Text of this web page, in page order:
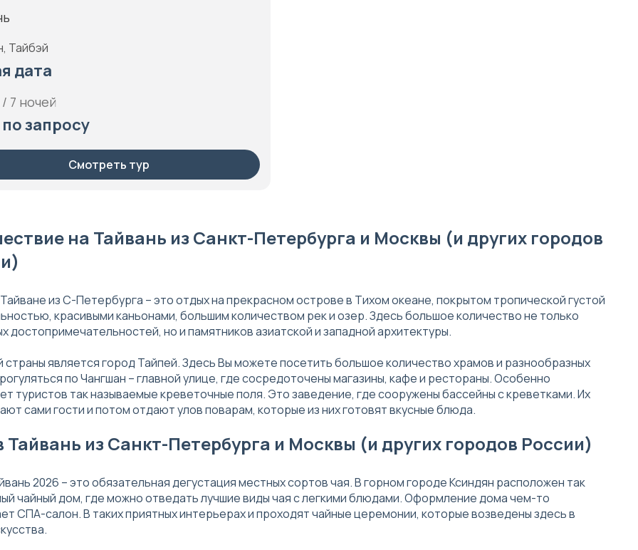
Тайбэй
дата
7 ночей
запросу
Смотреть тур
на Тайвань из Санкт-Петербурга и Москвы (и других городов
из С-Петербурга – это отдых на прекрасном острове в Тихом океане, покрытом тропической густой
красивыми каньонами, большим количеством рек и озер. Здесь большое количество не только
достопримечательностей, но и памятников азиатской и западной архитектуры.
является город Тайпей. Здесь Вы можете посетить большое количество храмов и разнообразных
по Чангшан – главной улице, где сосредоточены магазины, кафе и рестораны. Особенно
туристов так называемые креветочные поля. Это заведение, где сооружены бассейны с креветками. Их
сами гости и потом отдают улов поварам, которые из них готовят вкусные блюда.
Тайвань из Санкт-Петербурга и Москвы (и других городов России)
2026 – это обязательная дегустация местных сортов чая. В горном городе Ксиндян расположен так
чайный дом, где можно отведать лучшие виды чая с легкими блюдами. Оформление дома чем-то
СПА-салон. В таких приятных интерьерах и проходят чайные церемонии, которые возведены здесь в